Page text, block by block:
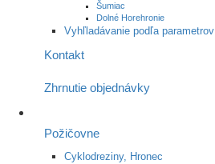
Šumiac
Dolné Horehronie
Vyhľladávanie podľa parametrov
Kontakt
Zhrnutie objednávky
Požičovne
Cyklodreziny, Hronec